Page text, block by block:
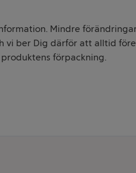
Mindre
vi ber Dig därför att alltid före
förpackning.